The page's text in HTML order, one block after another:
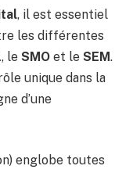
, il est essentiel
les différentes
, le SMO et le SEM.
unique dans la
d’une
englobe toutes